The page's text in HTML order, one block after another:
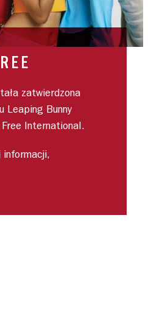
zatwierdzona
Leaping Bunny
International.
informacji,